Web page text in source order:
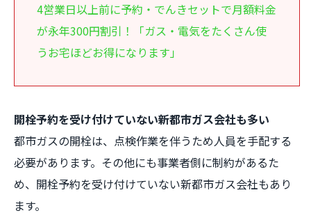
4営業日以上前に予約・でんきセットで月額料金
が永年300円割引！「ガス・電気をたくさん使
うお宅ほどお得になります」
開栓予約を受け付けていない新都市ガス会社も多い
都市ガスの開栓は、点検作業を伴うため人員を手配する
必要があります。その他にも事業者側に制約があるた
め、開栓予約を受け付けていない新都市ガス会社もあり
ます。